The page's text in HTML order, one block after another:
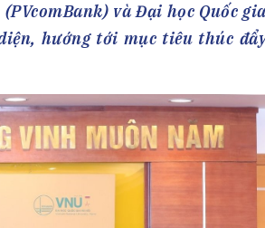
và Đại học Quốc gia
hướng tới mục tiêu thúc